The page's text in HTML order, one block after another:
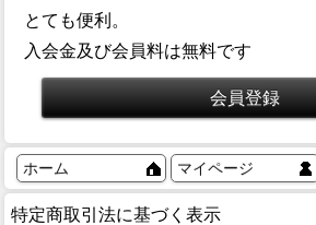
とても便利。
入会金及び会員料は無料です
ホーム マイページ
特定商取引法に基づく表示